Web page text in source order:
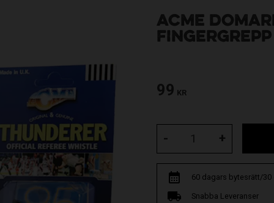
ACME
FINGERGREPP
99 KR
+
-
60 dagars bytesrätt/
Snabba Leveranser